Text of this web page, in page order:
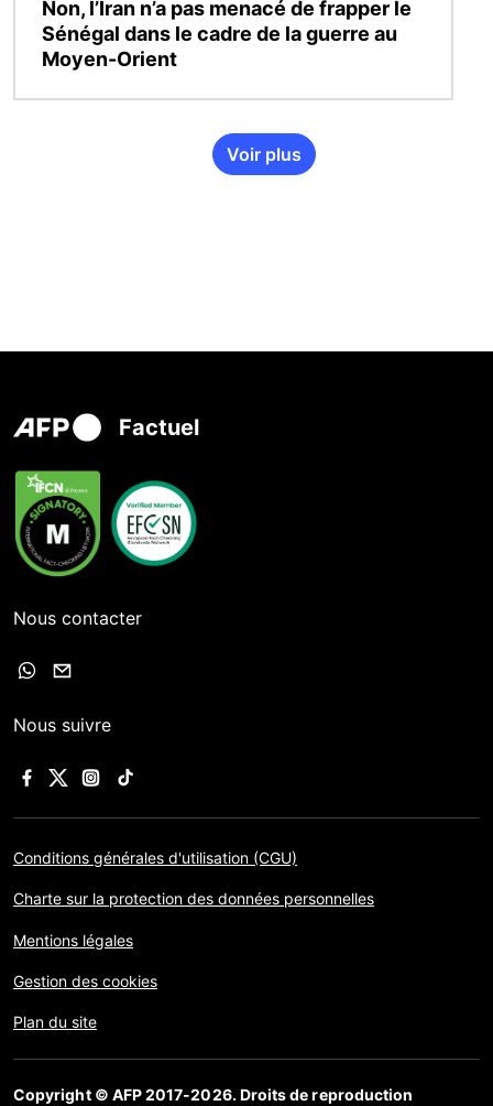
Non, l’Iran n’a pas menacé de frapper le
Sénégal dans le cadre de la guerre au
Moyen-Orient
Voir plus
Factuel
Nous contacter
Nous suivre
Conditions générales d'utilisation (CGU)
Charte sur la protection des données personnelles
Mentions légales
Gestion des cookies
Plan du site
Copyright © AFP 2017-2026. Droits de reproduction